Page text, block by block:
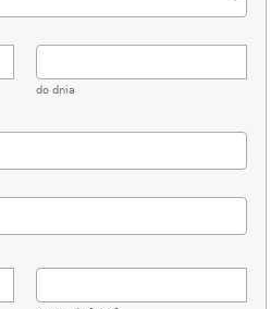
do dnia